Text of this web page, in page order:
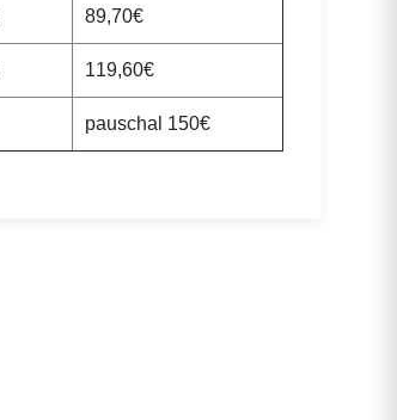
89,70€
119,60€
pauschal 150€